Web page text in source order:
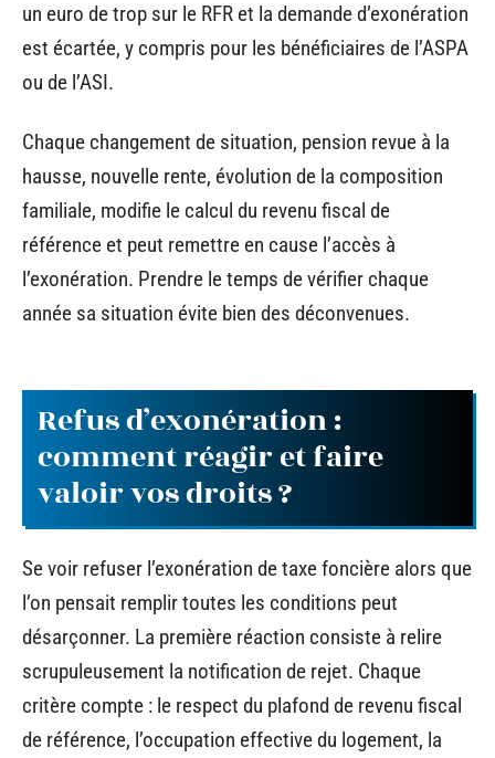
un euro de trop sur le RFR et la demande d’exonération
est écartée, y compris pour les bénéficiaires de l’ASPA
ou de l’ASI.
Chaque changement de situation, pension revue à la
hausse, nouvelle rente, évolution de la composition
familiale, modifie le calcul du revenu fiscal de
référence et peut remettre en cause l’accès à
l’exonération. Prendre le temps de vérifier chaque
année sa situation évite bien des déconvenues.
Refus d’exonération :
comment réagir et faire
valoir vos droits ?
Se voir refuser l’exonération de taxe foncière alors que
l’on pensait remplir toutes les conditions peut
désarçonner. La première réaction consiste à relire
scrupuleusement la notification de rejet. Chaque
critère compte : le respect du plafond de revenu fiscal
de référence, l’occupation effective du logement, la